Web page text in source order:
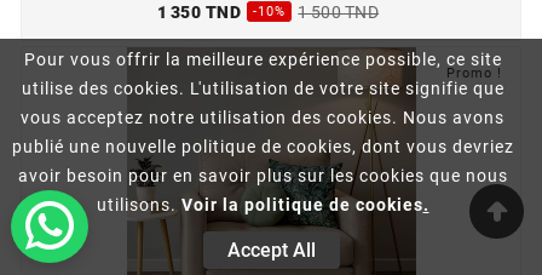
Pour vous offrir la meilleure expérience possible, ce site
utilise des cookies. L'utilisation de votre site signifie que
vous acceptez notre utilisation des cookies. Nous avons
publié une nouvelle politique de cookies, dont vous devriez
avoir besoin pour en savoir plus sur les cookies que nous
utilisons. Voir la politique de cookies.
Accept All
1 350 TND
-10% 1 500 TND
Promo !